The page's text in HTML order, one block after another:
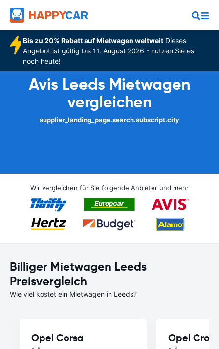
Bis zu 20% Rabatt auf Mietwagen weltweitDieses
Angebot ist gültig bis 11. August 2026 - nutzen Sie es
noch heute!
Avis Leeds Mietwagen
vergleichen
supplier_landing_page.search.subscript.city
Wir vergleichen für Sie folgende Anbieter und mehr
Billiger Mietwagen Leeds
Preisvergleich
Wie viel kostet ein Mietwagen in Leeds?
Opel Corsa Opel